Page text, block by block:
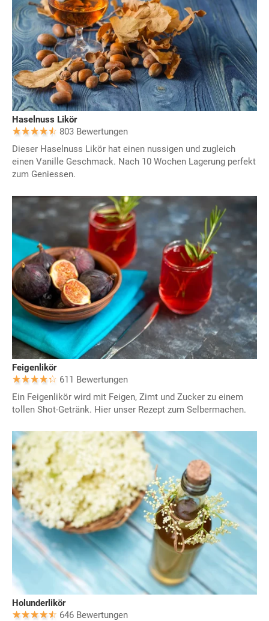
Haselnuss Likör
803 Bewertungen
Dieser Haselnuss Likör hat einen nussigen und zugleich
einen Vanille Geschmack. Nach 10 Wochen Lagerung perfekt
zum Geniessen.
Feigenlikör
611 Bewertungen
Ein Feigenlikör wird mit Feigen, Zimt und Zucker zu einem
tollen Shot-Getränk. Hier unser Rezept zum Selbermachen.
Holunderlikör
646 Bewertungen